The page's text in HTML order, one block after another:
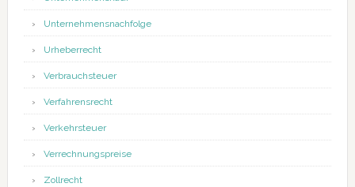
Unternehmensnachfolge
Urheberrecht
Verbrauchsteuer
Verfahrensrecht
Verkehrsteuer
Verrechnungspreise
Zollrecht